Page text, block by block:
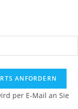
ANFORDERN
per E-Mail an Sie